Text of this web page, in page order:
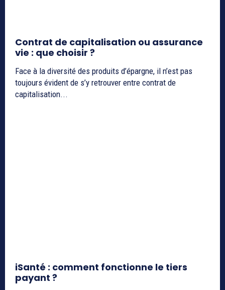
Contrat de capitalisation ou assurance
vie : que choisir ?
Face à la diversité des produits d’épargne, il n’est pas
toujours évident de s’y retrouver entre contrat de
capitalisation...
iSanté : comment fonctionne le tiers
payant ?